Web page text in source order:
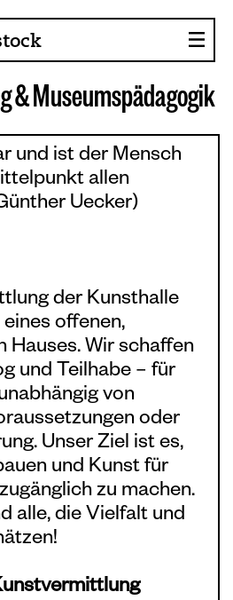
Hall
g&Museumspädagogik
und ist der Mensch
allen
Uecker)
der Kunsthalle
offenen,
Hauses. Wir schaffen
und Teilhabe – für
von
oder
Unser Ziel ist es,
und Kunst für
zu machen.
alle, die Vielfalt und